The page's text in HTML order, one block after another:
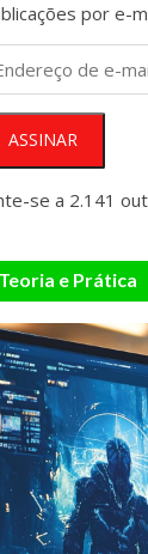
por e-
ASSINAR
se a 2.141
Teoria e Prática